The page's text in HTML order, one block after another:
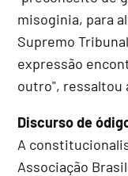
misoginia, para
Supremo
expressão
outro", ressaltou
Discurso de
A
Associação